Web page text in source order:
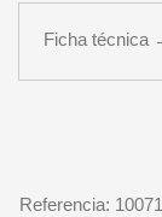
Ficha técnica
Referencia: